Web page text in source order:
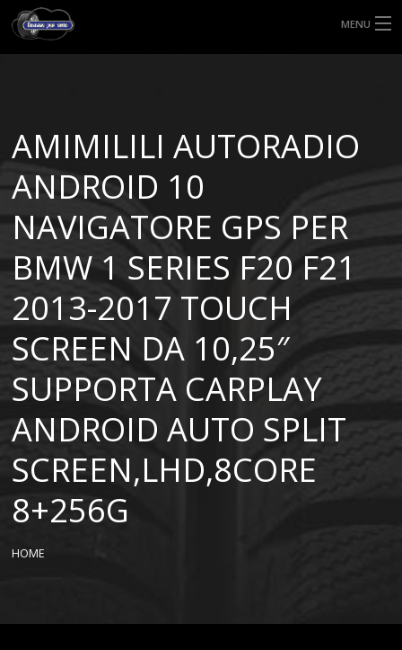
MENU
MISURE GOMME
BLOG
SHOP
AMIMILILI AUTORADIO
ANDROID 10
NAVIGATORE GPS PER
BMW 1 SERIES F20 F21
2013-2017 TOUCH
SCREEN DA 10,25″
SUPPORTA CARPLAY
ANDROID AUTO SPLIT
SCREEN,LHD,8CORE
8+256G
HOME